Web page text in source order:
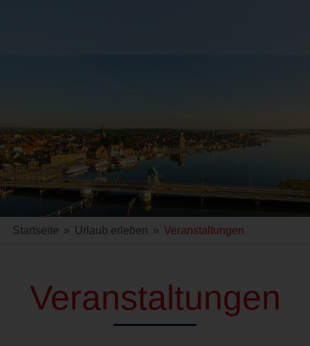
Startseite » Urlaub erleben » Veranstaltungen
Veranstaltungen